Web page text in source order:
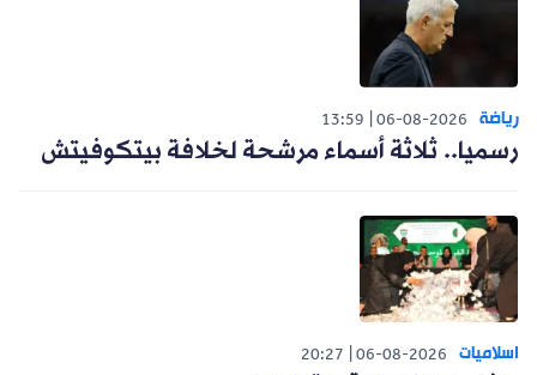
رياضة 06-08-2026
13:59
رسميا.. ثلاثة أسماء مرشحة لخلافة بيتكوفيتش
اسلاميات 06-08-2026
20:27